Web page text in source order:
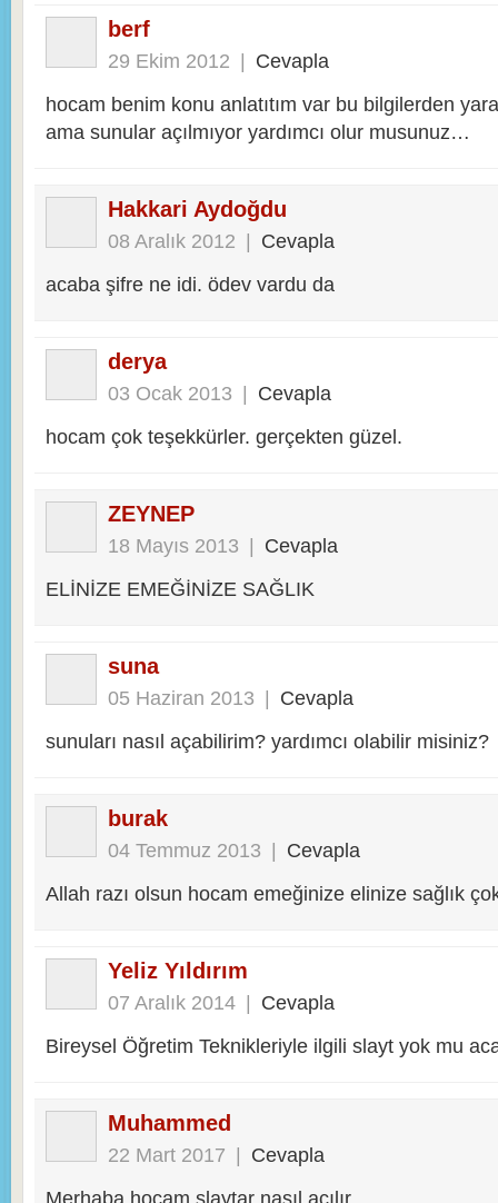
berf
29 Ekim 2012 | Cevapla
hocam benim konu anlatıtım var bu bilgilerden
ama sunular açılmıyor yardımcı olur musunuz…
Hakkari Aydoğdu
08 Aralık 2012 | Cevapla
acaba şifre ne idi. ödev vardu da
derya
03 Ocak 2013 | Cevapla
hocam çok teşekkürler. gerçekten güzel.
ZEYNEP
18 Mayıs 2013 | Cevapla
ELİNİZE EMEĞİNİZE SAĞLIK
suna
05 Haziran 2013 | Cevapla
sunuları nasıl açabilirim? yardımcı olabilir misiniz?
burak
04 Temmuz 2013 | Cevapla
Allah razı olsun hocam emeğinize elinize sağlık
Yeliz Yıldırım
07 Aralık 2014 | Cevapla
Bireysel Öğretim Teknikleriyle ilgili slayt yok mu
Muhammed
22 Mart 2017 | Cevapla
Merhaba hocam slaytar nasıl açılır